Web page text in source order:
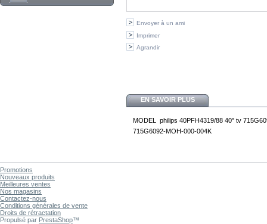
Envoyer à un ami
Imprimer
Agrandir
EN SAVOIR PLUS
MODEL philips 40PFH4319/88 40" tv
715G6092-MOH-000-004K
Promotions
Nouveaux produits
Meilleures ventes
Nos magasins
Contactez-nous
Conditions générales de vente
Droits de rétractation
Propulsé par PrestaShop™